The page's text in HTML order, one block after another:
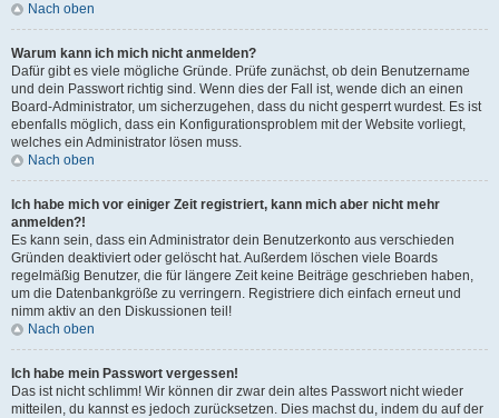
Nach oben
Warum kann ich mich nicht anmelden?
Dafür gibt es viele mögliche Gründe. Prüfe zunächst, ob dein Benutzername
und dein Passwort richtig sind. Wenn dies der Fall ist, wende dich an einen
Board-Administrator, um sicherzugehen, dass du nicht gesperrt wurdest. Es ist
ebenfalls möglich, dass ein Konfigurationsproblem mit der Website vorliegt,
welches ein Administrator lösen muss.
Nach oben
Ich habe mich vor einiger Zeit registriert, kann mich aber nicht mehr
anmelden?!
Es kann sein, dass ein Administrator dein Benutzerkonto aus verschieden
Gründen deaktiviert oder gelöscht hat. Außerdem löschen viele Boards
regelmäßig Benutzer, die für längere Zeit keine Beiträge geschrieben haben,
um die Datenbankgröße zu verringern. Registriere dich einfach erneut und
nimm aktiv an den Diskussionen teil!
Nach oben
Ich habe mein Passwort vergessen!
Das ist nicht schlimm! Wir können dir zwar dein altes Passwort nicht wieder
mitteilen, du kannst es jedoch zurücksetzen. Dies machst du, indem du auf der